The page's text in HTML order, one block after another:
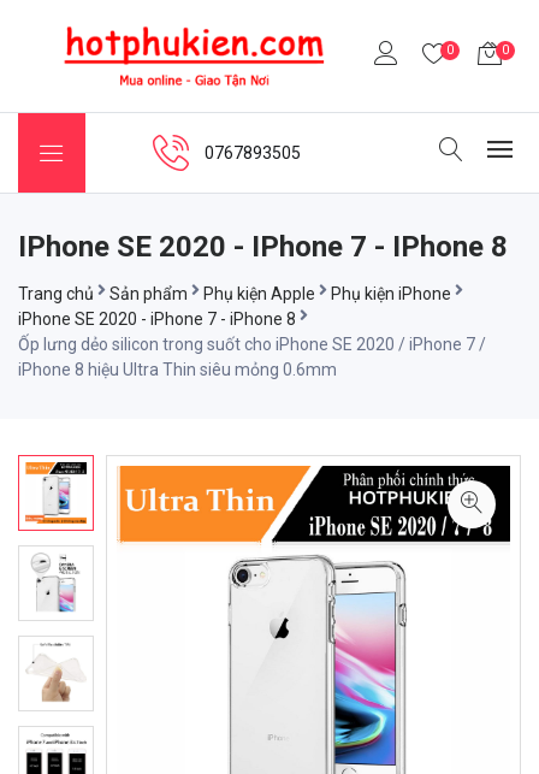
0 0
0767893505
IPhone SE 2020 - IPhone 7 - IPhone 8
Trang chủ Sản phẩm Phụ kiện Apple
Phụ kiện iPhone
iPhone SE 2020 - iPhone 7 - iPhone 8
Ốp lưng dẻo silicon trong suốt cho iPhone SE 2020 / iPhone 7 /
iPhone 8 hiệu Ultra Thin siêu mỏng 0.6mm